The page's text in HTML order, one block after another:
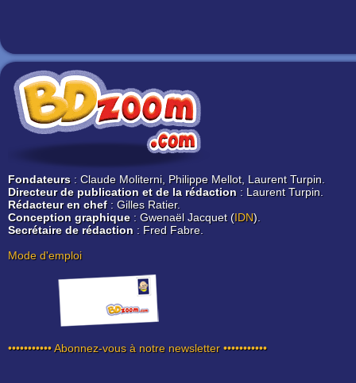
Fondateurs : Claude Moliterni, Philippe Mellot, Laurent Turpin.
Directeur de publication et de la rédaction : Laurent Turpin.
Rédacteur en chef: Gilles Ratier.
Conception graphique: Gwenaël Jacquet (IDN).
Secrétaire de rédaction : Fred Fabre.
Mode d'emploi
••••••••••• Abonnez-vous à notre newsletter •••••••••••